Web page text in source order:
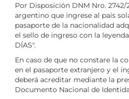
Por Disposición DNM Nro.
argentino que ingrese al país
pasaporte de la nacionalidad
el sello de ingreso con la
DÍAS".
En caso de que no constare la
en el pasaporte extranjero y el
deberá acreditar mediante la
Documento Nacional de